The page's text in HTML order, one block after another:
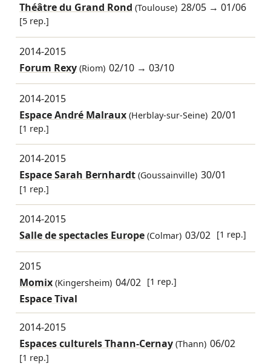
Théâtre du Grand Rond (Toulouse) 28/05 →01/06
[5 rep.]
2014-2015
Forum Rexy(Riom) 02/10 →03/10
2014-2015
Espace André Malraux(Herblay-sur-Seine) 20/01
[1 rep.]
2014-2015
Espace Sarah Bernhardt(Goussainville) 30/01
[1 rep.]
2014-2015
Salle de spectacles Europe(Colmar) 03/02 [1 rep.]
2015
Momix(Kingersheim) 04/02 [1 rep.]
Espace Tival
2014-2015
Espaces culturels Thann-Cernay(Thann) 06/02
[1 rep.]